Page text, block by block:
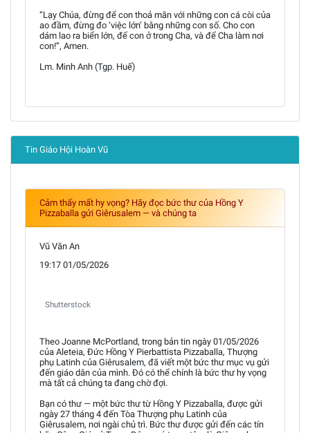
“Lạy Chúa, đừng để con thoả mãn với những con cá còi của
ao đầm, đừng đo ‘việc lớn’ bằng những con số. Cho con
dám lao ra biển lớn, để con ở trong Cha, và để Cha làm nơi
con!”, Amen.
Lm. Minh Anh (Tgp. Huế)
Tin Giáo Hội Hoàn Vũ
Cảm thấy mất hy vọng? Hãy đọc bức thư của Hồng Y
Pizzaballa gửi Giêrusalem — và chúng ta
Vũ Văn An
19:17 01/05/2026
Shutterstock
Theo Joanne McPortland, trong bản tin ngày 01/05/2026
của Aleteia, Đức Hồng Y Pierbattista Pizzaballa, Thượng
phụ Latinh của Giêrusalem, đã viết một bức thư mục vụ gửi
đến giáo dân của mình. Đó có thể chính là bức thư hy vọng
mà tất cả chúng ta đang chờ đợi.
Bạn có thư — một bức thư từ Hồng Y Pizzaballa, được gửi
ngày 27 tháng 4 đến Tòa Thượng phụ Latinh của
Giêrusalem, nơi ngài chủ trì. Bức thư được gửi đến các tín